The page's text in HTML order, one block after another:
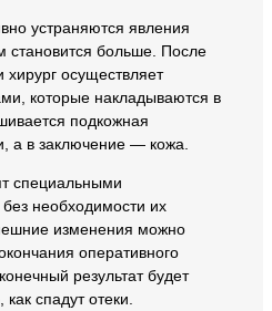
устраняются явления
становится больше. После
осуществляет
которые накладываются в
подкожная
а в заключение — кожа.
специальными
необходимости их
изменения можно
оперативного
результат будет
спадут отеки.